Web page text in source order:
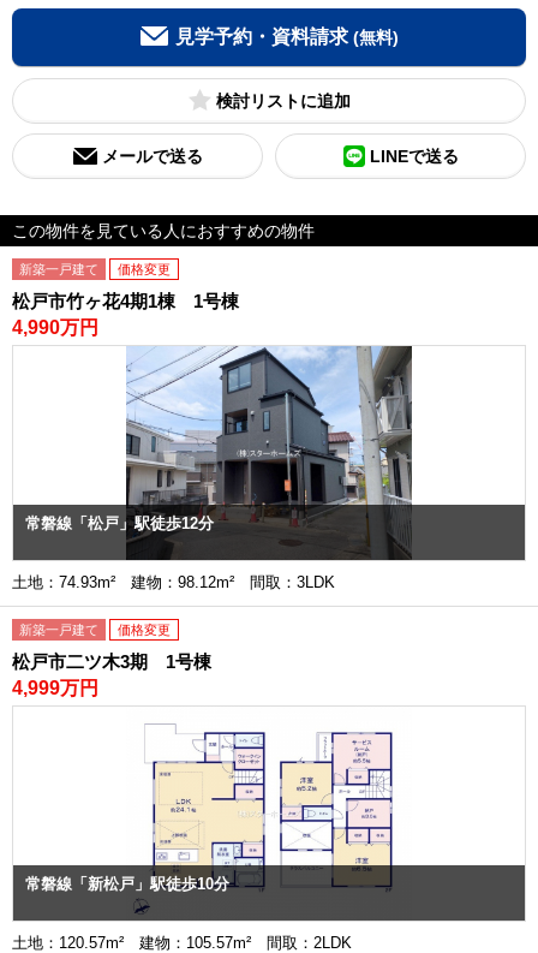
見学予約・資料請求 (無料)
検討リスト
メールで送る LINEで送る
この物件を見ている人におすすめの物件
新築一戸建て 価格変更
松戸市竹ヶ花4期1棟 1号棟
4,990万円
常磐線「松戸」駅徒歩12分
土地：74.93m² 建物：98.12m² 間取：3LDK
新築一戸建て 価格変更
松戸市二ツ木3期 1号棟
4,999万円
常磐線「新松戸」駅徒歩10分
土地：120.57m² 建物：105.57m² 間取：2LDK